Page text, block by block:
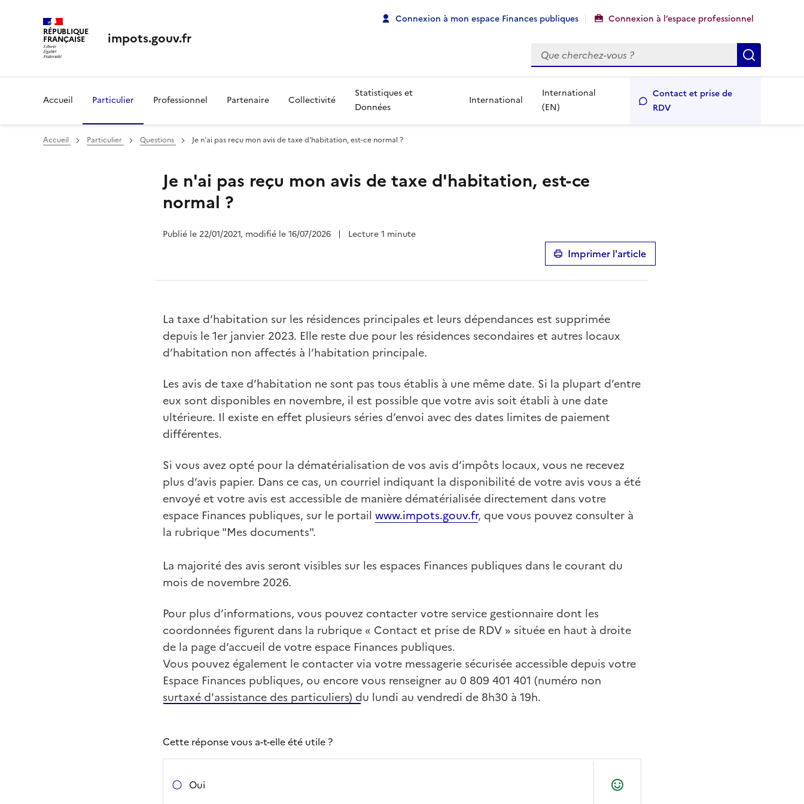
RÉPUBLIQUE
FRANÇAISE impots.gouv.fr
Connexion à mon espace Finances publiques Connexion à l’espace professionnel
Rechercher
Accueil Particulier Professionnel Partenaire Collectivité
Statistiques et
Données
International
International
(EN)
Contact et prise de
RDV
Accueil Particulier Questions Je n'ai pas reçu mon avis de taxe d'habitation, est-ce normal ?
Je n'ai pas reçu mon avis de taxe d'habitation, est-ce
normal ?
Publié le 22/01/2021, modifié le 16/07/2026 | Lecture 1 minute
Imprimer l'article
La taxe d’habitation sur les résidences principales et leurs dépendances est supprimée
depuis le 1er janvier 2023. Elle reste due pour les résidences secondaires et autres locaux
d’habitation non affectés à l’habitation principale.
Les avis de taxe d’habitation ne sont pas tous établis à une même date. Si la plupart d’entre
eux sont disponibles en novembre, il est possible que votre avis soit établi à une date
ultérieure. Il existe en effet plusieurs séries d’envoi avec des dates limites de paiement
différentes.
Si vous avez opté pour la dématérialisation de vos avis d’impôts locaux, vous ne recevez
plus d’avis papier. Dans ce cas, un courriel indiquant la disponibilité de votre avis vous a été
envoyé et votre avis est accessible de manière dématérialisée directement dans votre
espace Finances publiques, sur le portail www.impots.gouv.fr, que vous pouvez consulter à
la rubrique "Mes documents".
La majorité des avis seront visibles sur les espaces Finances publiques dans le courant du
mois de novembre 2026.
Pour plus d’informations, vous pouvez contacter votre service gestionnaire dont les
coordonnées figurent dans la rubrique « Contact et prise de RDV » située en haut à droite
de la page d’accueil de votre espace Finances publiques.
Vous pouvez également le contacter via votre messagerie sécurisée accessible depuis votre
Espace Finances publiques, ou encore vous renseigner au 0 809 401 401 (numéro non
surtaxé d'assistance des particuliers) du lundi au vendredi de 8h30 à 19h.
Cette réponse vous a-t-elle été utile ?
Oui